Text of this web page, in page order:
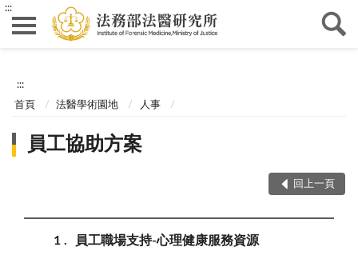
:::
:::
首頁 法醫學術園地 人事
員工協助方案
回上一頁
1 員工職場支持-心理健康服務資源